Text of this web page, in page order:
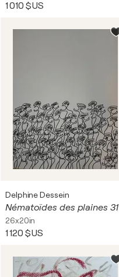
1 010 $US
Delphine Dessein
Nématoïdes des plaines 31
26x20in
1 120 $US